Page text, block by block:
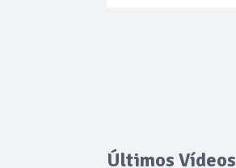
Últimos Vídeos